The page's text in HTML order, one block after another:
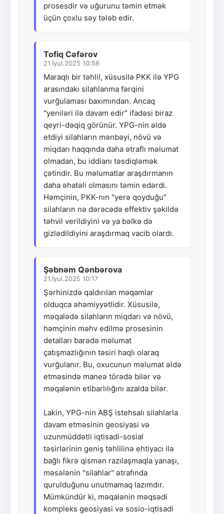
prosesdir və uğurunu təmin etmək
üçün çoxlu səy tələb edir.
Tofiq Cəfərov
21.İyul.2025 10:56
Maraqlı bir təhlil, xüsusilə PKK ilə YPG
arasındakı silahlanma fərqini
vurğulaması baxımından. Ancaq
"yeniləri ilə davam edir" ifadəsi biraz
qeyri-dəqiq görünür. YPG-nin əldə
etdiyi silahların mənbəyi, növü və
miqdarı haqqında daha ətraflı məlumat
olmadan, bu iddianı təsdiqləmək
çətindir. Bu məlumatlar araşdırmanın
daha əhatəli olmasını təmin edərdi.
Həmçinin, PKK-nın "yerə qoyduğu"
silahların nə dərəcədə effektiv şəkildə
təhvil verildiyini və ya bəlkə də
gizlədildiyini araşdırmaq vacib olardı.
Şəbnəm Qənbərova
21.İyul.2025 10:17
Şərhinizdə qaldırılan məqamlar
olduqca əhəmiyyətlidir. Xüsusilə,
məqalədə silahların miqdarı və növü,
həmçinin məhv edilmə prosesinin
detalları barədə məlumat
çatışmazlığının təsiri haqlı olaraq
vurğulanır. Bu, oxucunun məlumat əldə
etməsində maneə törədə bilər və
məqalənin etibarlılığını azalda bilər.
Lakin, YPG-nin ABŞ istehsalı silahlarla
davam etməsinin geosiyasi və
uzunmüddətli iqtisadi-sosial
təsirlərinin geniş təhlilinə ehtiyacı ilə
bağlı fikrə qismən razılaşmaqla yanaşı,
məsələnin "silahlar" ətrafında
qurulduğunu unutmamaq lazımdır.
Mümkündür ki, məqalənin məqsədi
kompleks geosiyasi və sosio-iqtisadi